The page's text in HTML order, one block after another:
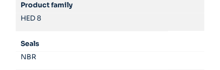
Product family
HED 8
Seals
NBR